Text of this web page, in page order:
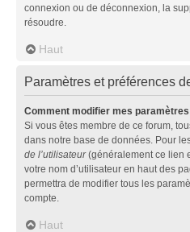
connexion ou de déconnexion, la
résoudre.
Haut
Paramètres et préférences
Comment modifier mes
Si vous êtes membre de ce forum,
dans notre base de données. Pour
de l’utilisateur(généralement ce lien
votre nom d’utilisateur en haut des
permettra de modifier tous les
compte.
Haut